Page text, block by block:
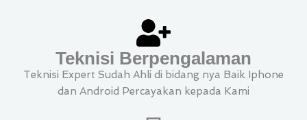
Teknisi Berpengalaman
Teknisi Expert Sudah Ahli di bidang nya Baik Iphone
dan Android Percayakan kepada Kami